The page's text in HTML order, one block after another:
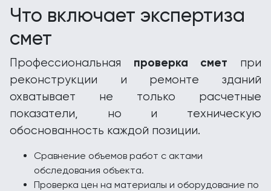
Что включает экспертиза
смет
Профессиональная проверка смет при
реконструкции и ремонте зданий
охватывает не только расчетные
показатели, но и техническую
обоснованность каждой позиции.
Сравнение объемов работ с актами
обследования объекта.
Проверка цен на материалы и оборудование по